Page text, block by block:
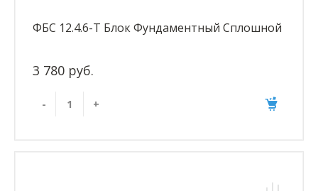
ФБС 12.4.6-Т Блок Фундаментный Сплошной
3 780 руб.
- +